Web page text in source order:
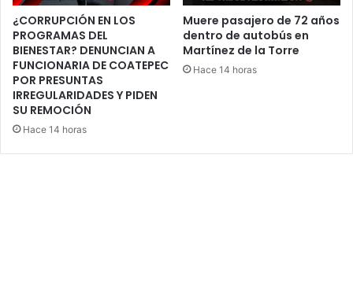
¿CORRUPCIÓN EN LOS
PROGRAMAS DEL
BIENESTAR? DENUNCIAN A
FUNCIONARIA DE COATEPEC
POR PRESUNTAS
IRREGULARIDADES Y PIDEN
SU REMOCIÓN
Hace 14 horas
Muere pasajero de 72 años
dentro de autobús en
Martínez de la Torre
Hace 14 horas